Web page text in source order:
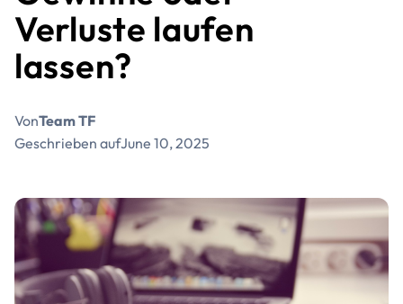
Verluste laufen
lassen?
VonTeam TF
Geschrieben aufJune 10, 2025